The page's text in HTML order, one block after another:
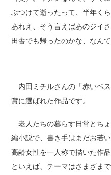
ぶつけて逝ったって、半年く
あれえ、そう言えばあのジイ
田舎でも帰ったのかな、なんて
内田ミチルさんの「赤いベ
賞に選ばれた作品です。
老人たちの暮らす日常とち
編小説で、書き手はまだお若
高齢女性を一人称で描いた作
といえば、テーマはさまざま